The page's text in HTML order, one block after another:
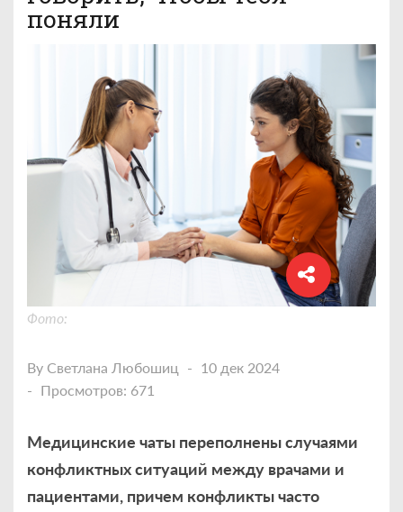
поняли
Фото:
By Светлана Любошиц
10 дек 2024
Просмотров: 671
Медицинские чаты переполнены случаями
конфликтных ситуаций между врачами и
пациентами, причем конфликты часто